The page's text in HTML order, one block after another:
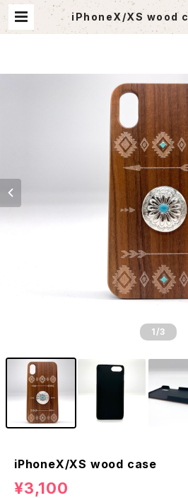
iPhoneX/XS wood
utlet
1 /3
iPhoneX/XS wood case
¥3,100